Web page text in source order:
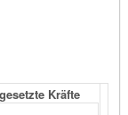
Kräfte